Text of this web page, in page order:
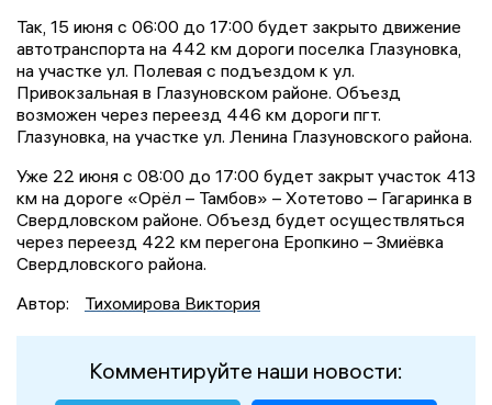
Так, 15 июня с 06:00 до 17:00 будет закрыто движение
автотранспорта на 442 км дороги поселка Глазуновка,
на участке ул. Полевая с подъездом к ул.
Привокзальная в Глазуновском районе. Объезд
возможен через переезд 446 км дороги пгт.
Глазуновка, на участке ул. Ленина Глазуновского района.
Уже 22 июня с 08:00 до 17:00 будет закрыт участок 413
км на дороге «Орёл – Тамбов» – Хотетово – Гагаринка в
Свердловском районе. Объезд будет осуществляться
через переезд 422 км перегона Еропкино – Змиёвка
Свердловского района.
Автор:
Тихомирова Виктория
Комментируйте наши новости: